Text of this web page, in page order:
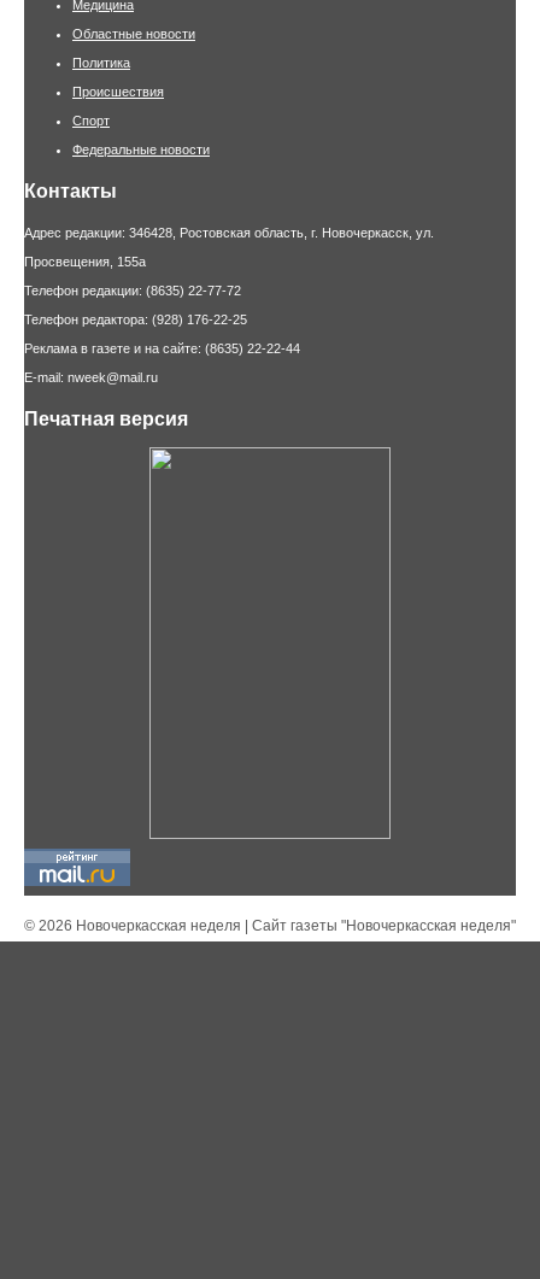
Медицина
Областные новости
Политика
Происшествия
Спорт
Федеральные новости
Контакты
Адрес редакции: 346428, Ростовская область, г. Новочеркасск, ул.
Просвещения, 155а
Телефон редакции: (8635) 22-77-72
Телефон редактора: (928) 176-22-25
Реклама в газете и на сайте: (8635) 22-22-44
E-mail: nweek@mail.ru
Печатная версия
© 2026 Новочеркасская неделя | Сайт газеты "Новочеркасская неделя"